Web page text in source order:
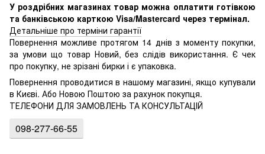
У роздрібних магазинах товар можна оплатити готівкою
та банківською карткою Visa/Mastercard через термінал.
Детальніше про терміни гарантії
Повернення можливе протягом 14 днів з моменту покупки,
за умови що товар Новий, без слідів використання. Є чек
про покупку, не зрізані бирки і є упаковка.
Повернення проводитися в нашому магазині, якщо купували
в Києві. Або Новою Поштою за рахунок покупця.
ТЕЛЕФОНИ ДЛЯ ЗАМОВЛЕНЬ ТА КОНСУЛЬТАЦІЙ
098-277-66-55